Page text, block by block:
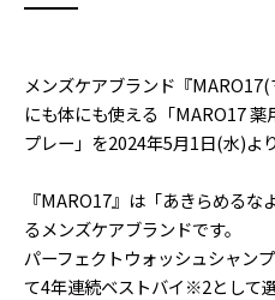
メンズケアブランド『
にも体にも使える「MARO17
プレー」を2024年5月1日(水)よ
『MARO17』は「あきらめる
るメンズケアブランドです。
パーフェクトウォッシュシャン
て4年連続ベストバイ※2として